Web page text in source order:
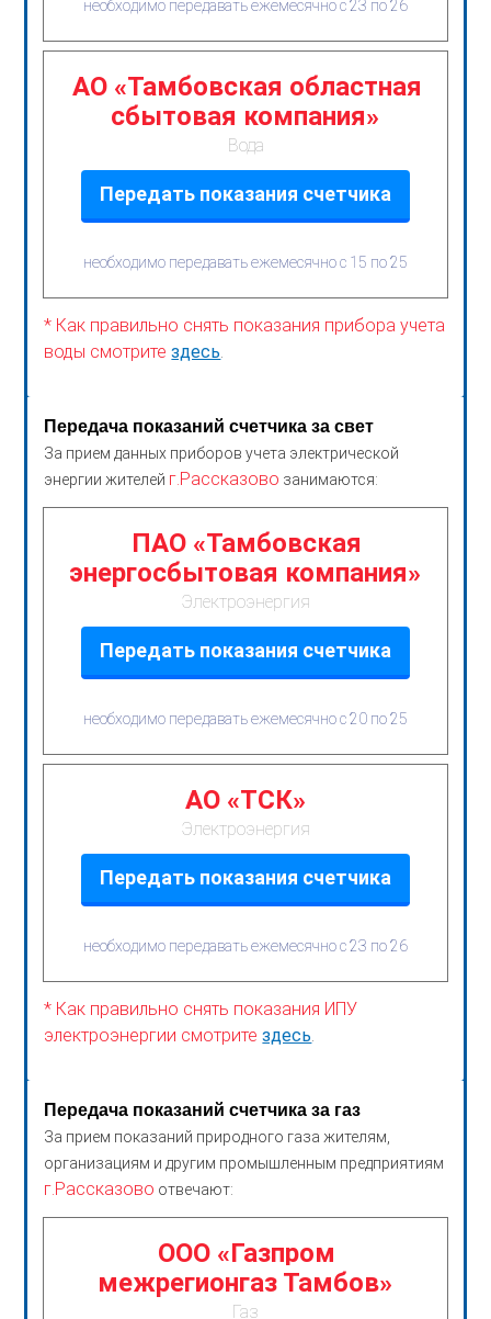
необходимо передавать ежемесячно с 23 по 26
АО «Тамбовская областная
сбытовая компания»
Вода
Передать показания счетчика
необходимо передавать ежемесячно с 15 по 25
* Как правильно снять показания прибора учета
воды смотритездесь
Передача показаний счетчика за свет
За прием данных приборов учета электрической
энергии жителей г.Рассказово занимаются:
ПАО «Тамбовская
энергосбытовая компания»
Электроэнергия
Передать показания счетчика
необходимо передавать ежемесячно с 20 по 25
АО «ТСК»
Электроэнергия
Передать показания счетчика
необходимо передавать ежемесячно с 23 по 26
* Как правильно снять показания ИПУ
электроэнергии смотритездесь
Передача показаний счетчика за газ
За прием показаний природного газа жителям,
организациям и другим промышленным предприятиям
г.Рассказово отвечают:
ООО «Газпром
межрегионгаз Тамбов»
Газ